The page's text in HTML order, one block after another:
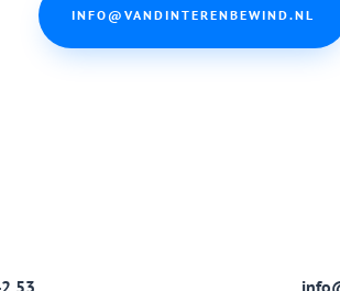
INFO@VANDINTERENBEWIND.NL
53